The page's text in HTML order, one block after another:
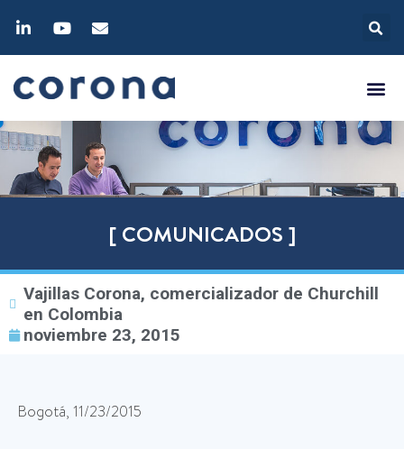
[ COMUNICADOS ]
Vajillas Corona, comercializador de Churchill
en Colombia
noviembre 23, 2015
Bogotá, 11/23/2015